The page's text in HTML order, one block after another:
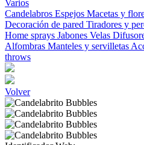
Varios
Candelabros Espejos Macetas y
Decoración de pared Tiradores y
Home sprays Jabones Velas
Alfombras Manteles y servilletas
throws
Volver